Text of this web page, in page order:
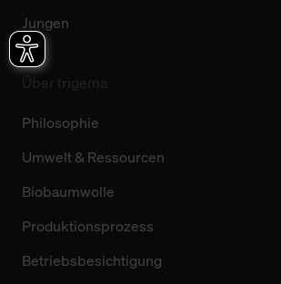
Jungen
Philosophie
Umwelt & Ressourcen
Biobaumwolle
Produktionsprozess
Betriebsbesichtigung